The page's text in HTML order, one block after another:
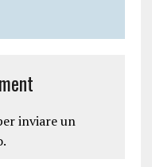
inviare un